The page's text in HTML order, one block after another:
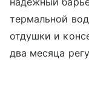
термальной
отдушки и
два месяца